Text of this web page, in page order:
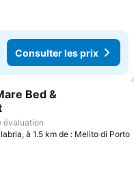
Consulter les prix
à mes favoris
Bed &
les prix
évaluation
à 1.5 km de : Melito di Porto